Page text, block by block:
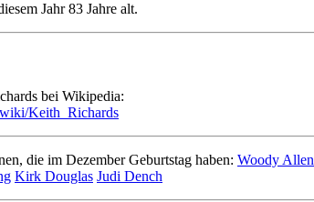
Jahr 83 Jahre alt.
bei Wikipedia:
Keith_Richards
die im Dezember Geburtstag haben: Woody Allen
Kirk Douglas Judi Dench